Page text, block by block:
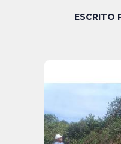
ESCRITO